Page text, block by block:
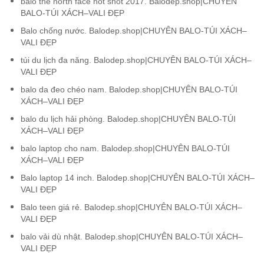
BALO-TÚI XÁCH–VALI ĐẸP
Balo chống nước. Balodep.shop|CHUYÊN BALO-TÚI XÁCH–
VALI ĐẸP
túi du lịch đa năng. Balodep.shop|CHUYÊN BALO-TÚI XÁCH–
VALI ĐẸP
balo da đeo chéo nam. Balodep.shop|CHUYÊN BALO-TÚI
XÁCH–VALI ĐẸP
balo du lịch hải phòng. Balodep.shop|CHUYÊN BALO-TÚI
XÁCH–VALI ĐẸP
balo laptop cho nam. Balodep.shop|CHUYÊN BALO-TÚI
XÁCH–VALI ĐẸP
Balo laptop 14 inch. Balodep.shop|CHUYÊN BALO-TÚI XÁCH–
VALI ĐẸP
Balo teen giá rẻ. Balodep.shop|CHUYÊN BALO-TÚI XÁCH–
VALI ĐẸP
balo vải dù nhật. Balodep.shop|CHUYÊN BALO-TÚI XÁCH–
VALI ĐẸP